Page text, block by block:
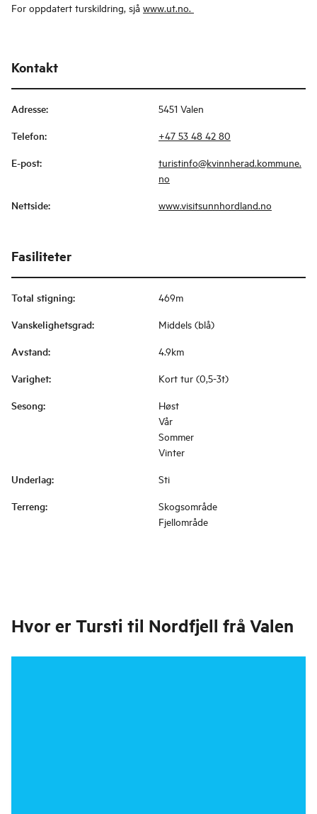
For oppdatert turskildring, sjå www.ut.no.
Kontakt
Adresse: 5451 Valen
Telefon: +47 53 48 42 80
E-post:
turistinfo@kvinnherad.kommune.
no
Nettside: www.visitsunnhordland.no
Fasiliteter
Total stigning: 469m
Vanskelighetsgrad: Middels (blå)
Avstand: 4.9km
Varighet: Kort tur (0,5-3t)
Sesong:
Høst
Vår
Sommer
Vinter
Underlag: Sti
Terreng:
Skogsområde
Fjellområde
Hvor er Tursti til Nordfjell frå Valen